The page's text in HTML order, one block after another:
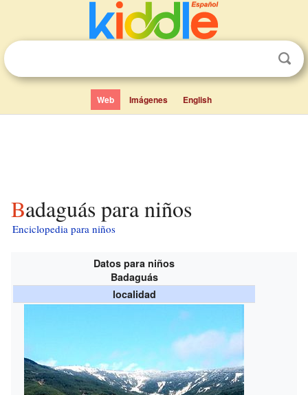
Web Imágenes English
Badaguás para niños
Enciclopedia para niños
Datos para niños
Badaguás
localidad